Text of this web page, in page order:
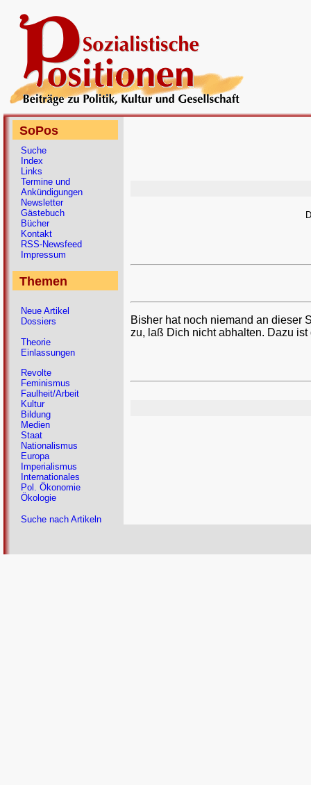
Bisher hat noch niemand an dieser
zu, laß Dich nicht abhalten. Dazu
SoPos
Suche
Index
Links
Termine und
Ankündigungen
Newsletter
Gästebuch
Bücher
Kontakt
RSS-Newsfeed
Impressum
Themen
Neue Artikel
Dossiers
Theorie
Einlassungen
Revolte
Feminismus
Faulheit/Arbeit
Kultur
Bildung
Medien
Staat
Nationalismus
Europa
Imperialismus
Internationales
Pol. Ökonomie
Ökologie
Suche nach Artikeln